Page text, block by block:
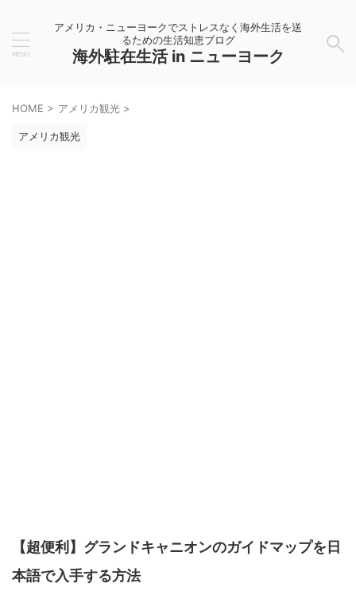
アメリカ・ニューヨークでストレスなく海外生活を送
るための生活知恵ブログ
海外駐在生活 in ニューヨーク
HOME > アメリカ観光 >
アメリカ観光
【超便利】グランドキャニオンのガイドマップを日
本語で入手する方法